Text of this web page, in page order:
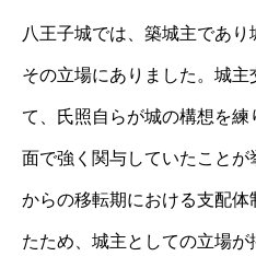
八王子城では、築城主であ
その立場にありました。城
て、氏照自らが城の構想を
面で強く関与していたこと
からの移転期における支配
たため、城主としての立場